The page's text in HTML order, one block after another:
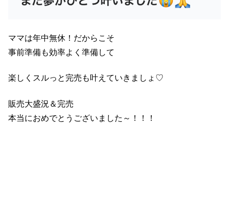
ママは年中無休！だからこそ
事前準備も効率よく準備して
楽しくスルっと完売も叶えていきましょ♡
販売大盛況＆完売
本当におめでとうございました～！！！